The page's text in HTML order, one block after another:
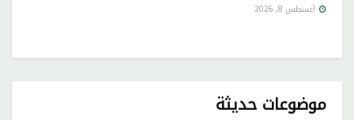
أغسطس 8, 2026
موضوعات حديثة